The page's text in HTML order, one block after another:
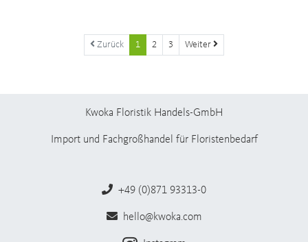
Zurück 1 2 3 Weiter
Kwoka Floristik Handels-GmbH
Import und Fachgroßhandel für Floristenbedarf
+49 (0)871 93313-0
hello@kwoka.com